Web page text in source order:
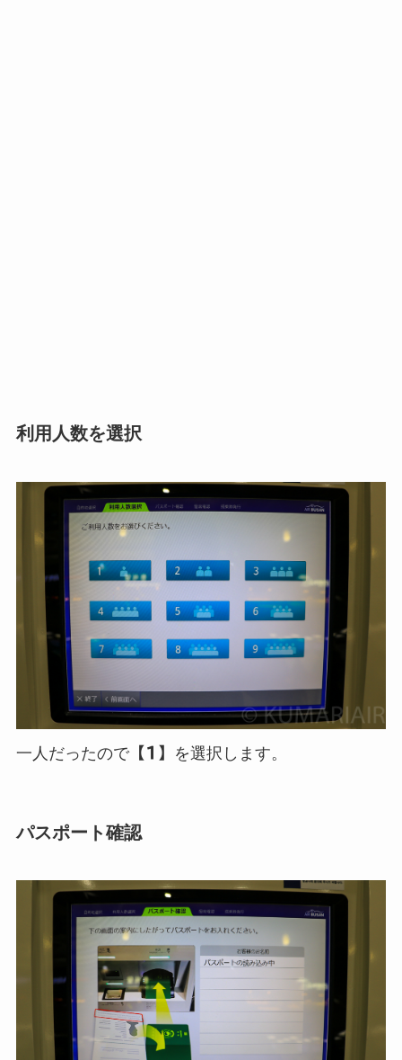
利用人数を選択
一人だったので【1】 を選択します。
パスポート確認